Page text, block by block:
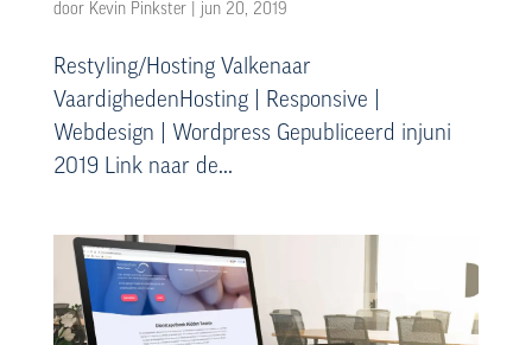
door Kevin Pinkster| jun 20, 2019
Restyling/Hosting Valkenaar
VaardighedenHosting | Responsive |
Webdesign | Wordpress Gepubliceerd injuni
2019 Link naar de...